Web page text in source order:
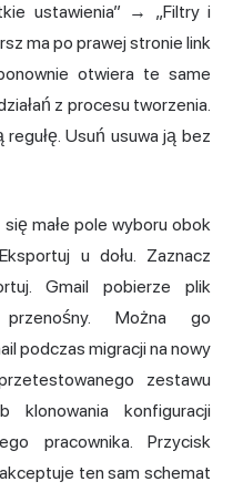
ustawienia” → „Filtry i
ma po prawej stronie link
otwiera te same
z procesu tworzenia.
Usuń usuwa ją bez
małe pole wyboru obok
u dołu. Zaznacz
Gmail pobierze plik
Można go
podczas migracji na nowy
zestawu
klonowania konfiguracji
pracownika. Przycisk
ten sam schemat